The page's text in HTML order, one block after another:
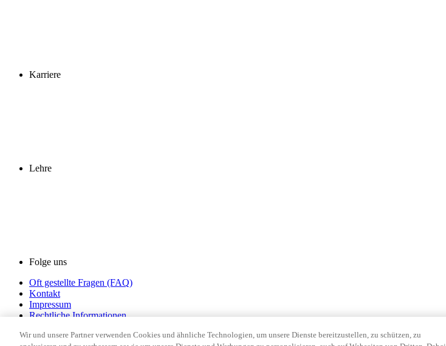
Karriere
Lehre
Folge uns
Oft gestellte Fragen (FAQ)
Kontakt
Impressum
Rechtliche Informationen
Cookie-Einstellungen
Wir und unsere Partner verwenden Cookies und ähnliche Technologien, um unsere Dienste bereitzustellen, zu schützen, zu